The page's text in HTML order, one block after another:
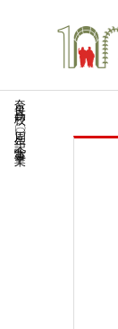
奈良高校一〇〇周年記念事業